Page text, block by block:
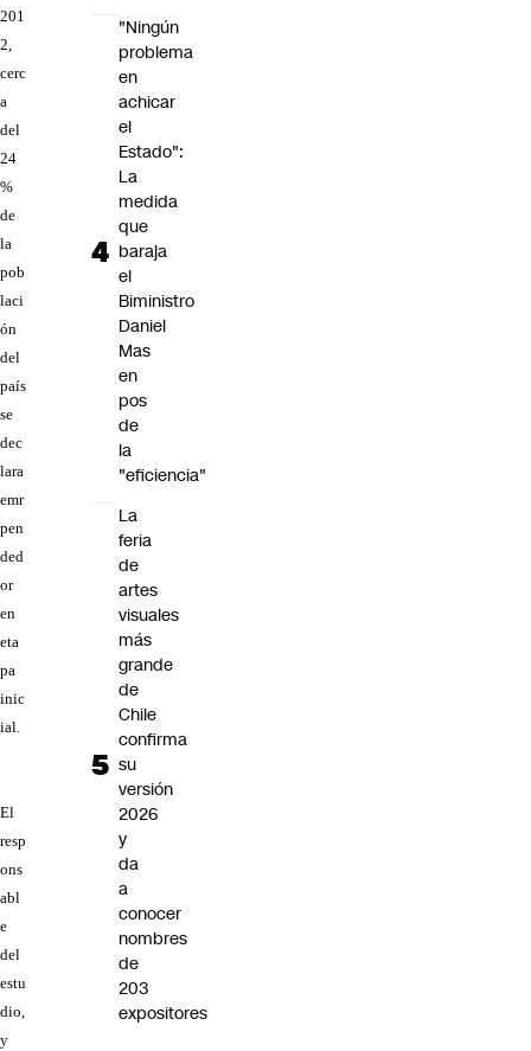
201
2,
cerc
a
del
24
%
de
la
pob
laci
ón
del
país
se
dec
lara
emr
pen
ded
or
en
eta
pa
inic
ial.
El
resp
ons
abl
e
del
estu
dio,
y
"Ningún
problema
en
achicar
el
Estado":
La
medida
que
baraja
el
Biministro
Daniel
Mas
en
pos
de
la
"eficiencia"
La
feria
de
artes
visuales
más
grande
de
Chile
confirma
su
versión
2026
y
da
a
conocer
nombres
de
203
expositores